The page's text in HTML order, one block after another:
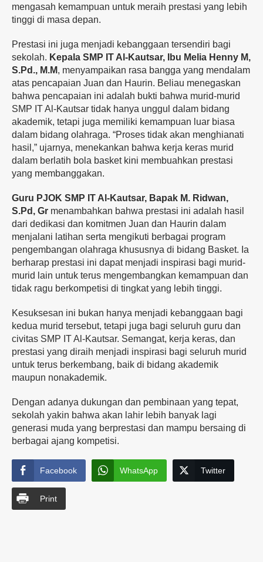
mengasah kemampuan untuk meraih prestasi yang lebih
tinggi di masa depan.
Prestasi ini juga menjadi kebanggaan tersendiri bagi
sekolah. Kepala SMP IT Al-Kautsar, Ibu Melia Henny M,
S.Pd., M.M, menyampaikan rasa bangga yang mendalam
atas pencapaian Juan dan Haurin. Beliau menegaskan
bahwa pencapaian ini adalah bukti bahwa murid-murid
SMP IT Al-Kautsar tidak hanya unggul dalam bidang
akademik, tetapi juga memiliki kemampuan luar biasa
dalam bidang olahraga. “Proses tidak akan menghianati
hasil,” ujarnya, menekankan bahwa kerja keras murid
dalam berlatih bola basket kini membuahkan prestasi
yang membanggakan.
Guru PJOK SMP IT Al-Kautsar, Bapak M. Ridwan,
S.Pd, Gr menambahkan bahwa prestasi ini adalah hasil
dari dedikasi dan komitmen Juan dan Haurin dalam
menjalani latihan serta mengikuti berbagai program
pengembangan olahraga khususnya di bidang Basket. Ia
berharap prestasi ini dapat menjadi inspirasi bagi murid-
murid lain untuk terus mengembangkan kemampuan dan
tidak ragu berkompetisi di tingkat yang lebih tinggi.
Kesuksesan ini bukan hanya menjadi kebanggaan bagi
kedua murid tersebut, tetapi juga bagi seluruh guru dan
civitas SMP IT Al-Kautsar. Semangat, kerja keras, dan
prestasi yang diraih menjadi inspirasi bagi seluruh murid
untuk terus berkembang, baik di bidang akademik
maupun nonakademik.
Dengan adanya dukungan dan pembinaan yang tepat,
sekolah yakin bahwa akan lahir lebih banyak lagi
generasi muda yang berprestasi dan mampu bersaing di
berbagai ajang kompetisi.
Facebook WhatsApp Twitter
Print